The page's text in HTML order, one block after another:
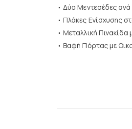
• Δύο Μεντεσέδες
• Πλάκες Ενίσχυσης
• Μεταλλική
• Βαφή Πόρτας με